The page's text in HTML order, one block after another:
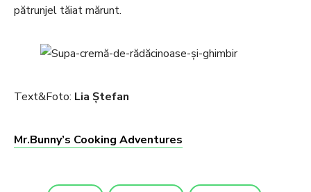
pătrunjel tăiat mărunt.
Text&Foto: Lia Ștefan
Mr.Bunny’s Cooking Adventures